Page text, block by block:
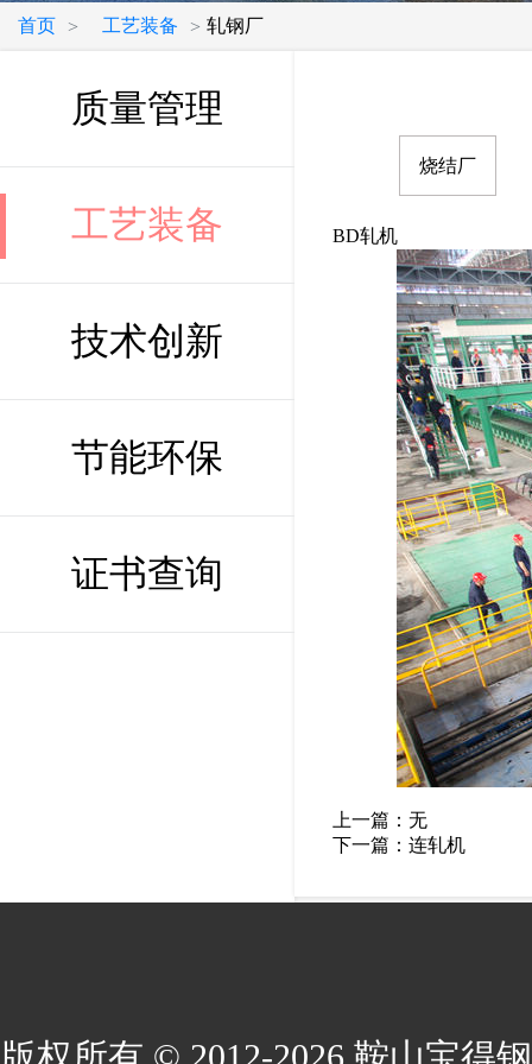
首页 > 工艺装备 > 轧钢厂
质量管理
工艺装备
技术创新
节能环保
证书查询
烧结厂
BD轧机
上一篇：无
下一篇： 连轧机
版权所有 © 2012-2026 鞍山宝得钢